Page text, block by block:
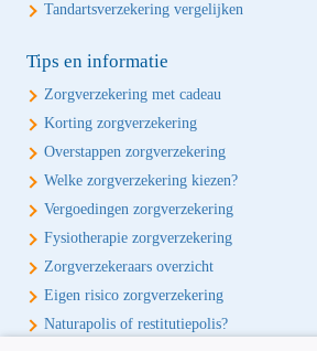
Tandartsverzekering vergelijken
Tips en informatie
Zorgverzekering met cadeau
Korting zorgverzekering
Overstappen zorgverzekering
Welke zorgverzekering kiezen?
Vergoedingen zorgverzekering
Fysiotherapie zorgverzekering
Zorgverzekeraars overzicht
Eigen risico zorgverzekering
Naturapolis of restitutiepolis?